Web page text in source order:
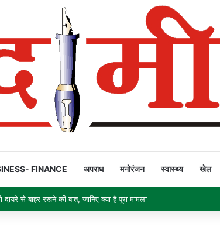
FINANCE अपराध मनोरंजन स्वास्थ्य खेल
से बाहर रखने की बात, जानिए क्या है पूरा मामला